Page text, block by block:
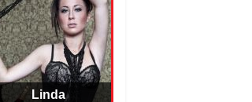
Linda